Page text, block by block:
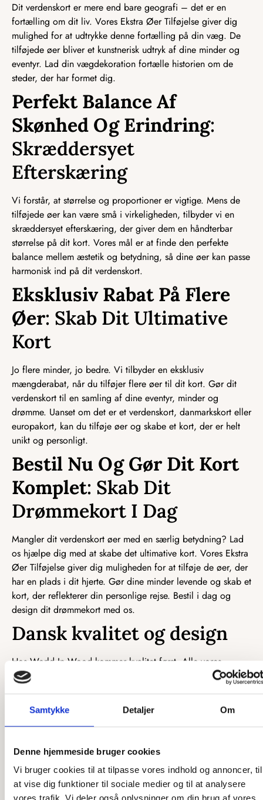
Samtykke Detaljer Om
Denne hjemmeside bruger cookies
Vi bruger cookies til at tilpasse vores indhold og annoncer, til
at vise dig funktioner til sociale medier og til at analysere
Dit verdenskort er mere end bare geografi – det er en
fortælling om dit liv. Vores Ekstra Øer Tilføjelse giver dig
mulighed for at udtrykke denne fortælling på din væg. De
tilføjede øer bliver et kunstnerisk udtryk af dine minder og
eventyr. Lad din vægdekoration fortælle historien om de
steder, der har formet dig.
Perfekt Balance Af
Skønhed Og Erindring:
Skræddersyet
Efterskæring
Vi forstår, at størrelse og proportioner er vigtige. Mens de
tilføjede øer kan være små i virkeligheden, tilbyder vi en
skræddersyet efterskæring, der giver dem en håndterbar
størrelse på dit kort. Vores mål er at finde den perfekte
balance mellem æstetik og betydning, så dine øer kan passe
harmonisk ind på dit verdenskort.
Eksklusiv Rabat På Flere
Øer: Skab Dit Ultimative
Kort
Jo flere minder, jo bedre. Vi tilbyder en eksklusiv
mængderabat, når du tilføjer flere øer til dit kort. Gør dit
verdenskort til en samling af dine eventyr, minder og
drømme. Uanset om det er et verdenskort, danmarkskort eller
europakort, kan du tilføje øer og skabe et kort, der er helt
unikt og personligt.
Bestil Nu Og Gør Dit Kort
Komplet: Skab Dit
Drømmekort I Dag
Mangler dit verdenskort øer med en særlig betydning? Lad
os hjælpe dig med at skabe det ultimative kort. Vores Ekstra
Øer Tilføjelse giver dig muligheden for at tilføje de øer, der
har en plads i dit hjerte. Gør dine minder levende og skab et
kort, der reflekterer din personlige rejse. Bestil i dag og
design dit drømmekort med os.
Dansk kvalitet og design
Hos World In Wood kommer kvalitet først. Alle vores
produkter bliver designet og lavet i Danmark, så vi har den
ultimative kontrol over kvaliteten på de produkter, vi sender
afsted til vores dejlige kunder.
Vi sætter en ære og stolthed i selv at producere vores
fokus på at levere et produkt, som først og fremmest ser
knaldgodt ud, men også et produkt i så god en kvalitet, at
det kan holde i mange år. Når vi designer nye produkter,
gør vi det med tanken på, at de skal være i brug i mange år